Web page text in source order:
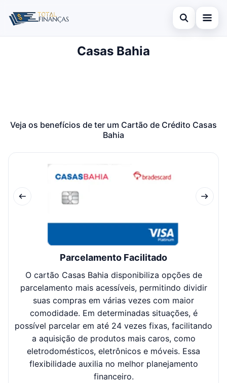
Abrir busca
Casas Bahia
Veja os benefícios de ter um Cartão de Crédito Casas
Bahia
Parcelamento Facilitado
O cartão Casas Bahia disponibiliza opções de
parcelamento mais acessíveis, permitindo dividir
suas compras em várias vezes com maior
comodidade. Em determinadas situações, é
possível parcelar em até 24 vezes fixas, facilitando
a aquisição de produtos mais caros, como
eletrodomésticos, eletrônicos e móveis. Essa
flexibilidade auxilia no melhor planejamento
financeiro.